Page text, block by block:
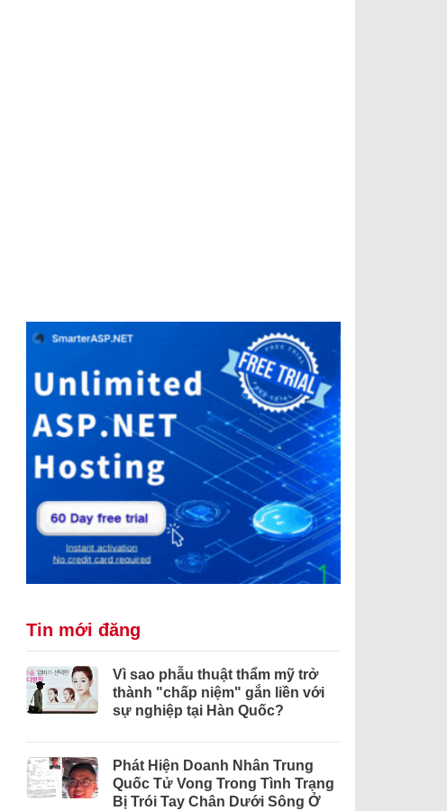
Tin mới đăng
Vì sao phẫu thuật thẩm mỹ trở
thành "chấp niệm" gắn liền với
sự nghiệp tại Hàn Quốc?
Phát Hiện Doanh Nhân Trung
Quốc Tử Vong Trong Tình Trạng
Bị Trói Tay Chân Dưới Sông Ở